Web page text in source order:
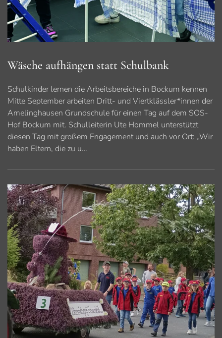
Wäsche aufhängen statt Schulbank
Schulkinder lernen die Arbeitsbereiche in Bockum kennen
Mitte September arbeiten Dritt- und Viertklässler*innen der
Amelinghausen Grundschule für einen Tag auf dem SOS-
Hof Bockum mit. Schulleiterin Ute Hommel unterstützt
diesen Tag mit großem Engagement und auch vor Ort: „Wir
haben Eltern, die zu u…